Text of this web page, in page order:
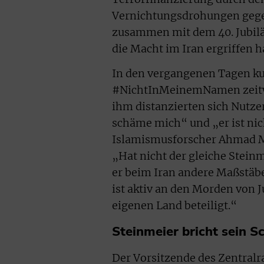
Vernichtungsdrohungen
zusammen mit dem 40.
die Macht im Iran ergriffen
In den vergangenen Tagen
#NichtInMeinemNamen
ihm distanzierten sich
schäme mich“ und „er ist
Islamismusforscher Ahmad
„Hat nicht der gleiche
er beim Iran andere
ist aktiv an den Morden von
eigenen Land beteiligt.“
Steinmeier bricht sein
Der Vorsitzende des